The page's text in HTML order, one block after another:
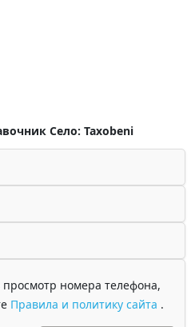
Село: Taxobeni
номера телефона,
Правила и политику сайта .